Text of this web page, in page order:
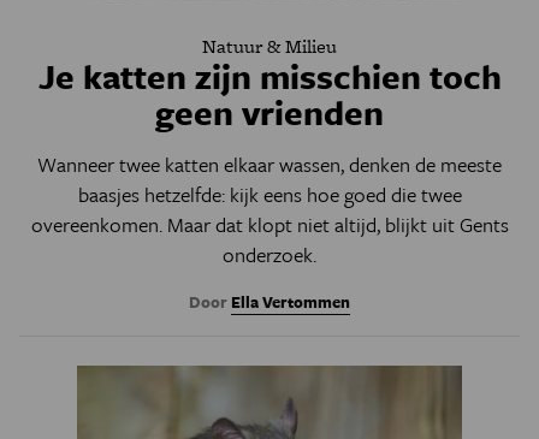
Natuur & Milieu
Je katten zijn misschien toch
geen vrienden
Wanneer twee katten elkaar wassen, denken de meeste
baasjes hetzelfde: kijk eens hoe goed die twee
overeenkomen. Maar dat klopt niet altijd, blijkt uit Gents
onderzoek.
Door Ella Vertommen